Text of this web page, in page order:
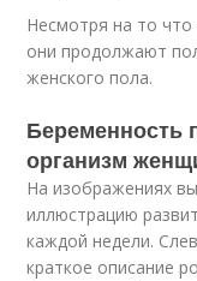
Несмотря на то
они продолжают
женского пола.
Беременность
организм
На изображениях
иллюстрацию
каждой недели.
краткое описание